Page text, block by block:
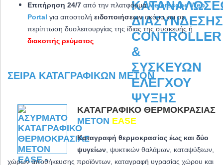
Επιτήρηση 24/7 από την πλατφόρμα Meterscope Web
Portal για αποστολή ειδοποιήσεων ακόμα και σε
περίπτωση δυσλειτουργίας της ίδιας της συσκευής ή
διακοπής ρεύματος
ΣΕΙΡΆ ΚΑΤΑΓΡΑΦΙΚΏΝ METON
ΚΑΤΑΓΡΑΦΙΚΌ ΘΕΡΜΟΚΡΑΣΊΑΣ
METON EASE
Καταγραφή θερμοκρασίας έως και δύο
ψυγείων , ψυκτικών θαλάμων, καταψύξεων,
χώρων αποθήκευσης προϊόντων, καταγραφή υγρασίας χώρου και